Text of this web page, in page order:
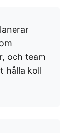
och team
hålla koll